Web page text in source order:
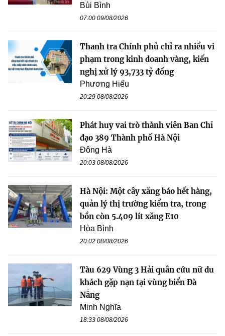
Bùi Bình
07:00 09/08/2026
Thanh tra Chính phủ chỉ ra nhiều vi
phạm trong kinh doanh vàng, kiến
nghị xử lý 93,733 tỷ đồng
Phương Hiếu
20:29 08/08/2026
Phát huy vai trò thành viên Ban Chỉ
đạo 389 Thành phố Hà Nội
Đông Hà
20:03 08/08/2026
Hà Nội: Một cây xăng báo hết hàng,
quản lý thị trường kiểm tra, trong
bồn còn 5.409 lít xăng E10
Hòa Bình
20:02 08/08/2026
Tàu 629 Vùng 3 Hải quân cứu nữ du
khách gặp nạn tại vùng biển Đà
Nẵng
Minh Nghĩa
18:33 08/08/2026